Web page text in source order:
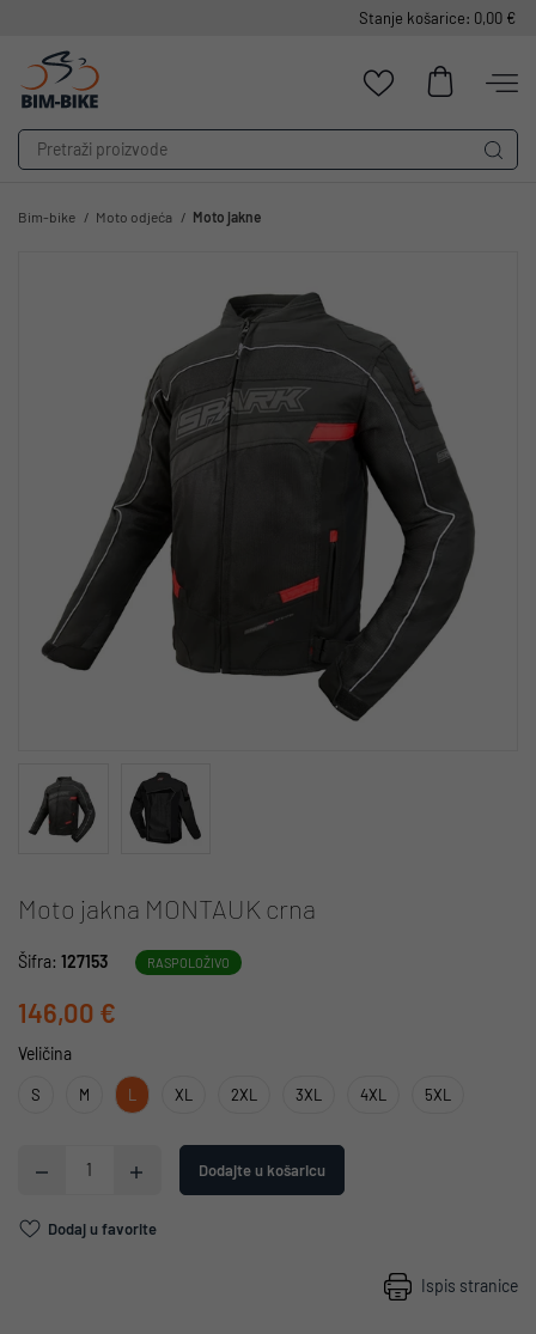
Stanje košarice: 0,00 €
Bim-bike Moto odjeća Moto jakne
Moto jakna MONTAUK crna
Šifra: 127153 RASPOLOŽIVO
146,00 €
Veličina
S M L XL 2XL 3XL 4XL 5XL
Dodajte u košaricu
Dodaj u favorite
Ispis stranice